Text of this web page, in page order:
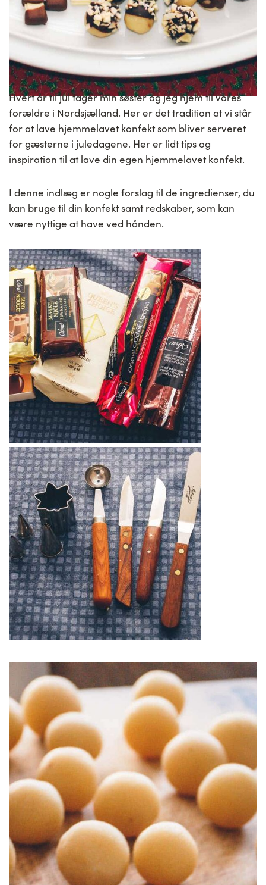
Hvert år til jul tager min søster og jeg hjem til vores
forældre i Nordsjælland. Her er det tradition at vi står
for at lave hjemmelavet konfekt som bliver serveret
for gæsterne i juledagene. Her er lidt tips og
inspiration til at lave din egen hjemmelavet konfekt.
I denne indlæg er nogle forslag til de ingredienser, du
kan bruge til din konfekt samt redskaber, som kan
være nyttige at have ved hånden.